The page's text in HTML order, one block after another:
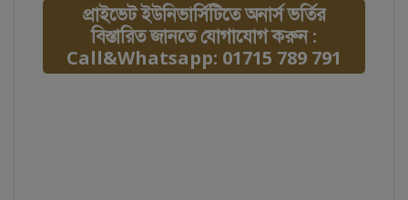
প্রাইভেট ইউনিভার্সিটিতে অনার্স ভর্তির
বিস্তারিত জানতে যোগাযোগ করুন :
Call&Whatsapp: 01715 789 791